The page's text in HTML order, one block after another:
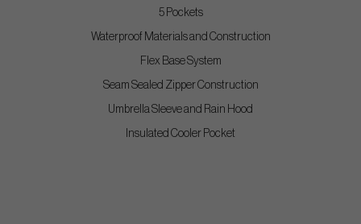
5 Pockets
Waterproof Materials and Construction
Flex Base System
Seam Sealed Zipper Construction
Umbrella Sleeve and Rain Hood
Insulated Cooler Pocket